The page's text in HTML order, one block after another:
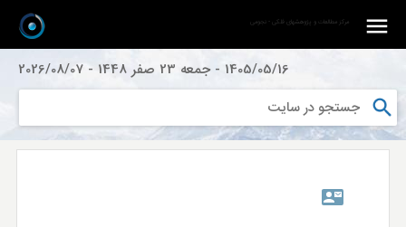
1405/05/16
-جمعه 23 صفر 1448 -
2026/08/07
مرکز مطالعات و پژوهشهای فلکی - نجومی